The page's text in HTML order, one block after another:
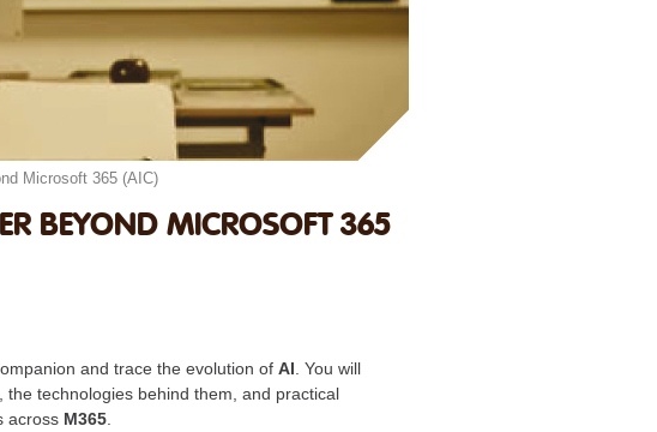
Microsoft 365 (AIC)
BEYOND MICROSOFT 365
and trace the evolution ofAI . You will
the technologies behind them, and practical
across M365